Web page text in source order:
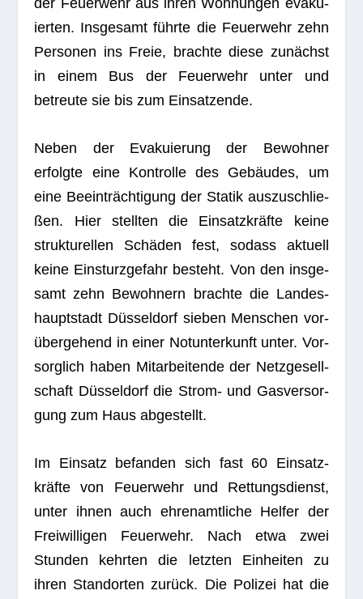
der Feu­er­wehr aus ihren Woh­nun­gen eva­ku­
ier­ten. Ins­ge­samt führte die Feu­er­wehr zehn
Per­so­nen ins Freie, brachte diese zunächst
in einem Bus der Feu­er­wehr unter und
betreute sie bis zum Einsatzende.
Neben der Eva­ku­ie­rung der Bewoh­ner
erfolgte eine Kon­trolle des Gebäu­des, um
eine Beein­träch­ti­gung der Sta­tik aus­zu­schlie­
ßen. Hier stell­ten die Ein­satz­kräfte keine
struk­tu­rel­len Schä­den fest, sodass aktu­ell
keine Ein­sturz­ge­fahr besteht. Von den ins­ge­
samt zehn Bewoh­nern brachte die Lan­des­
haupt­stadt Düs­sel­dorf sie­ben Men­schen vor­
über­ge­hend in einer Not­un­ter­kunft unter. Vor­
sorg­lich haben Mit­ar­bei­tende der Netz­ge­sell­
schaft Düs­sel­dorf die Strom- und Gas­ver­sor­
gung zum Haus abgestellt.
Im Ein­satz befan­den sich fast 60 Ein­satz­
kräfte von Feu­er­wehr und Ret­tungs­dienst,
unter ihnen auch ehren­amt­li­che Hel­fer der
Frei­wil­li­gen Feu­er­wehr. Nach etwa zwei
Stun­den kehr­ten die letz­ten Ein­hei­ten zu
ihren Stand­or­ten zurück. Die Poli­zei hat die